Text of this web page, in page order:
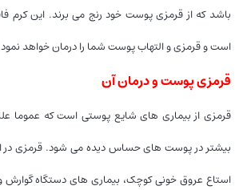
باشد که از قرمزی پوست خود رنج می برند. این کرم
است و قرمزی و التهاب پوست شما را درمان خواهد
قرمزی پوست و درمان آن
قرمزی از بیماری های شایع پوستی است که عموما
بیشتر در پوست های حساس دیده می شود. قرمزی در
استاع عروق خونی کوچک، بیماری های دستگاه گوارش